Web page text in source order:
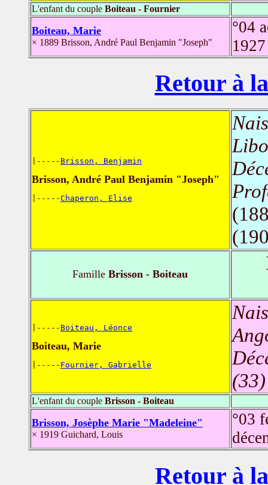
L'enfant du couple Boiteau - Fournier
Boiteau, Marie
× 1889 Brisson, André Paul Benjamin "Joseph"
°04
Retour à
|----- Brisson, Benjamin
Brisson, André Paul Benjamin "Joseph"
|-----Chaperon, Elise
Famille Brisson - Boiteau
|----- Boiteau, Léonce
Boiteau, Marie
|----- Fournier, Gabrielle
(33)
L'enfant du couple Brisson - Boiteau
Brisson, Josèphe Marie "Madeleine"
× 1919 Guichard, Louis
°03
Retour à